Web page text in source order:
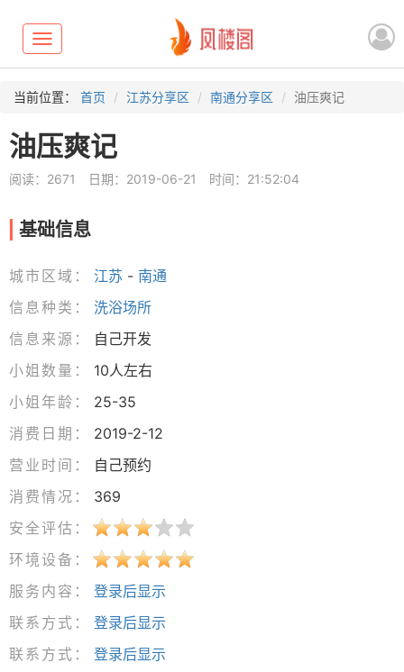
Toggle
navigation
当前位置： 首页 江苏分享区 南通分享区 油压爽记
油压爽记
阅读：2671 日期：2019-06-21 时间：21:52:04
基础信息
城市区域： 江苏 - 南通
信息种类：
洗浴场所
信息来源：
自己开发
小姐数量：
10人左右
小姐年龄：
25-35
消费日期：
2019-2-12
营业时间：
自己预约
消费情况：
369
安全评估：
环境设备：
服务内容：
登录后显示
联系方式：
登录后显示
联系方式：
登录后显示